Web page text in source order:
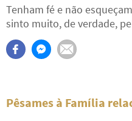
Tenham fé e não
sinto muito, de verdade,
Pêsames à Família